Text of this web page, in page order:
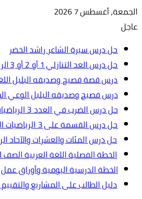
الجمعة, أغسطس 7 2026
عاجل
حل درس سيرة الشاعر راشد الخضر
حل درس العد التنازلي 1 أو 2 أو 3 الرياضيات المتكاملة الصف الأول
درس قصة فصيح وصديقه البلبل
درس فصيح وصديقه البلبل الوعي
حل درس الضرب في العدد 3 الرياضيات المتكاملة الصف الثالث.ppt
حل درس القسمة على 3 الرياضيات المتكاملة الصف الثالث
حل درس المئات والعشرات والآحاد
الخطة الفصلية اللغة العربية الصف
الخطة الدرسية اليومية وأوراق عمل
دليل الطالب على المشاريع